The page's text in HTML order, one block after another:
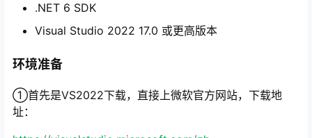
.NET 6 SDK
Visual Studio 2022 17.0 或更高版本
环境准备
①首先是VS2022下载，直接上微软官方网站，下载地
址：